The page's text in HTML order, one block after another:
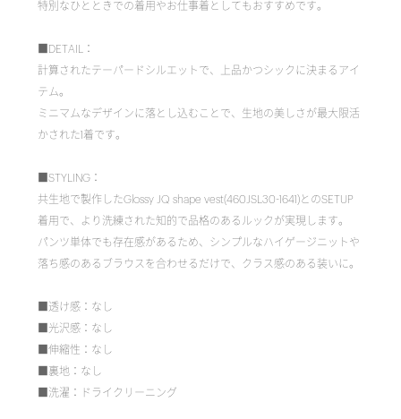
特別なひとときでの着用やお仕事着としてもおすすめです。
■DETAIL：
計算されたテーパードシルエットで、上品かつシックに決まるアイ
テム。
ミニマムなデザインに落とし込むことで、生地の美しさが最大限活
かされた1着です。
■STYLING：
共生地で製作したGlossy JQ shape vest(460JSL30-1641)とのSETUP
着用で、より洗練された知的で品格のあるルックが実現します。
パンツ単体でも存在感があるため、シンプルなハイゲージニットや
落ち感のあるブラウスを合わせるだけで、クラス感のある装いに。
■透け感：なし
■光沢感：なし
■伸縮性：なし
■裏地：なし
■洗濯：ドライクリーニング